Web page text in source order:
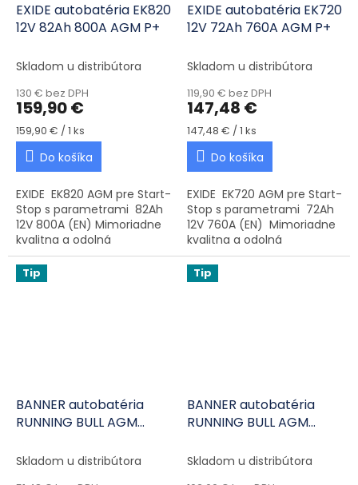
EXIDE autobatéria EK820
12V 82Ah 800A AGM P+
Skladom u distribútora
130 € bez DPH
159,90 €
Jednotková cena:
159,90 € / 1 ks
Do košíka
EXIDE EK820 AGM pre Start-
Stop s parametrami 82Ah
12V 800A (EN) Mimoriadne
kvalitna a odolná
autobatéria vhodná pre
moderné vozidlá.
EXIDE autobatéria EK720
12V 72Ah 760A AGM P+
Skladom u distribútora
119,90 € bez DPH
147,48 €
Jednotková cena:
147,48 € / 1 ks
Do košíka
EXIDE EK720 AGM pre Start-
Stop s parametrami 72Ah
12V 760A (EN) Mimoriadne
kvalitna a odolná
autobatéria vhodná pre
moderné vozidlá....
Tip
BANNER autobatéria
RUNNING BULL AGM
120A L+
Skladom u distribútora
Tip
BANNER autobatéria
RUNNING BULL AGM
300A P+
Skladom u distribútora